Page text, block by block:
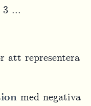
...
att representera
med negativa